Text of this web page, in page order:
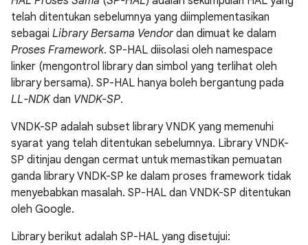
telah ditentukan sebelumnya yang diimplementasikan
sebagai Library Bersama Vendordan dimuat ke dalam
Proses Framework. SP-HAL diisolasi oleh namespace
linker (mengontrol library dan simbol yang terlihat oleh
library bersama). SP-HAL hanya boleh bergantung pada
LL-NDKdan VNDK-SP.
VNDK-SP adalah subset library VNDK yang memenuhi
syarat yang telah ditentukan sebelumnya. Library VNDK-
SP ditinjau dengan cermat untuk memastikan pemuatan
ganda library VNDK-SP ke dalam proses framework tidak
menyebabkan masalah. SP-HAL dan VNDK-SP ditentukan
oleh Google.
Library berikut adalah SP-HAL yang disetujui: